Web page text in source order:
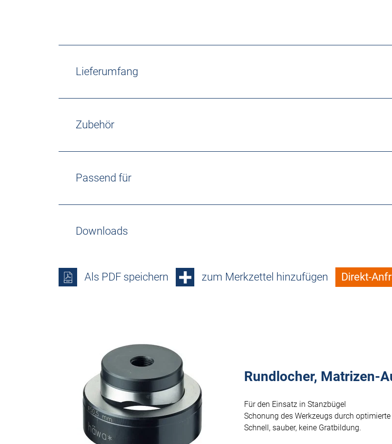
Lieferumfang
Zubehör
Passend für
Downloads
Als PDF speichern zum Merkzettel hinzufügen Direkt-
Rundlocher, Matrizen-
Für den Einsatz in Stanzbügel
Schonung des Werkzeugs durch
Schnell, sauber, keine Gratbildung.